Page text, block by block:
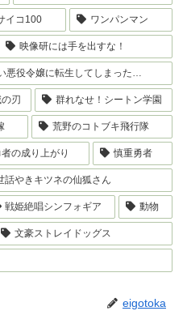
イコ100 ワンパンマン
映像研には手を出すな！
悪役令嬢に転生してしまった…
刃 群れなせ！シートン学園
荒野のコトブキ飛行隊
の成り上がり 慎重勇者
話やきキツネの仙狐さん
戦姫絶唱シンフォギア 動物
文豪ストレイドッグス
eigotoka